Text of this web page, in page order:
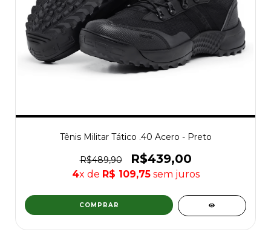
Tênis Militar Tático .40 Acero - Preto
R$489,90 R$439,00
4x de R$ 109,75sem juros
COMPRAR